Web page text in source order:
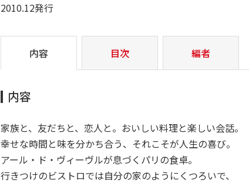
2010.12発行
内容 目次 編者
内容
家族と、友だちと、恋人と。おいしい料理と楽しい会話。
幸せな時間と味を分かち合う、それこそが人生の喜び。
アール・ド・ヴィーヴルが息づくパリの食卓。
行きつけのビストロでは自分の家のようにくつろいで、